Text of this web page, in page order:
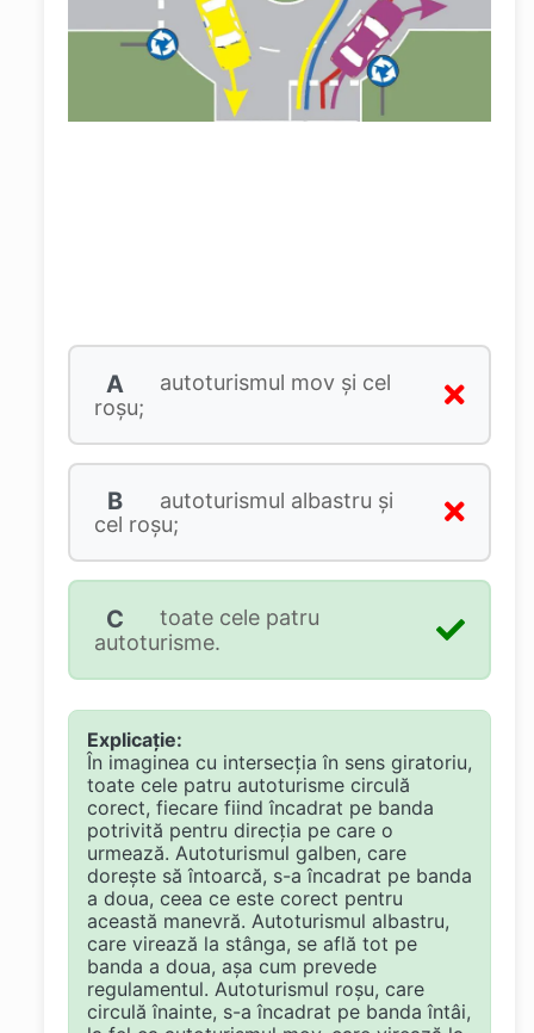
A
autoturismul mov şi cel
roşu;
B
autoturismul albastru şi
cel roşu;
C
toate cele patru
autoturisme.
Explicație:
În imaginea cu intersecția în sens giratoriu,
toate cele patru autoturisme circulă
corect, fiecare fiind încadrat pe banda
potrivită pentru direcția pe care o
urmează. Autoturismul galben, care
dorește să întoarcă, s-a încadrat pe banda
a doua, ceea ce este corect pentru
această manevră. Autoturismul albastru,
care virează la stânga, se află tot pe
banda a doua, așa cum prevede
regulamentul. Autoturismul roșu, care
circulă înainte, s-a încadrat pe banda întâi,